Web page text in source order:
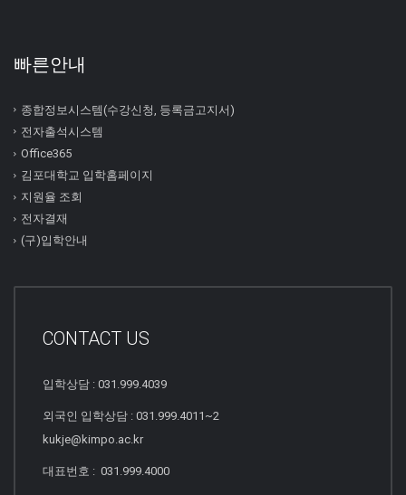
빠른안내
종합정보시스템(수강신청, 등록금고지서)
전자출석시스템
Office365
김포대학교 입학홈페이지
지원율 조회
전자결재
(구)입학안내
CONTACT US
입학상담 : 031.999.4039
외국인 입학상담 : 031.999.4011~2
kukje@kimpo.ac.kr
대표번호 : 031.999.4000